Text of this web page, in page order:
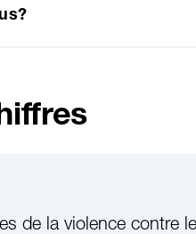
de la violence contre